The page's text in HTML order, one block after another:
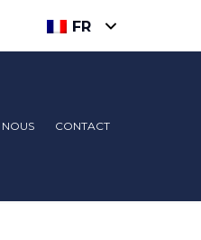
FR
CONTACT